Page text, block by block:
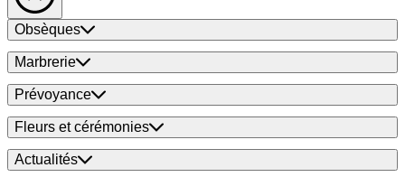
Obsèques
Marbrerie
Prévoyance
Fleurs et cérémonies
Actualités